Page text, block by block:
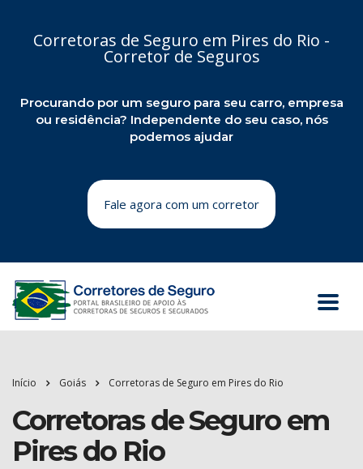
Corretoras de Seguro em Pires do Rio -
Corretor de Seguros
Procurando por um seguro para seu carro, empresa
ou residência? Independente do seu caso, nós
podemos ajudar
Fale agora com um corretor
Início Goiás Corretoras de Seguro em Pires do Rio
Corretoras de Seguro em
Pires do Rio